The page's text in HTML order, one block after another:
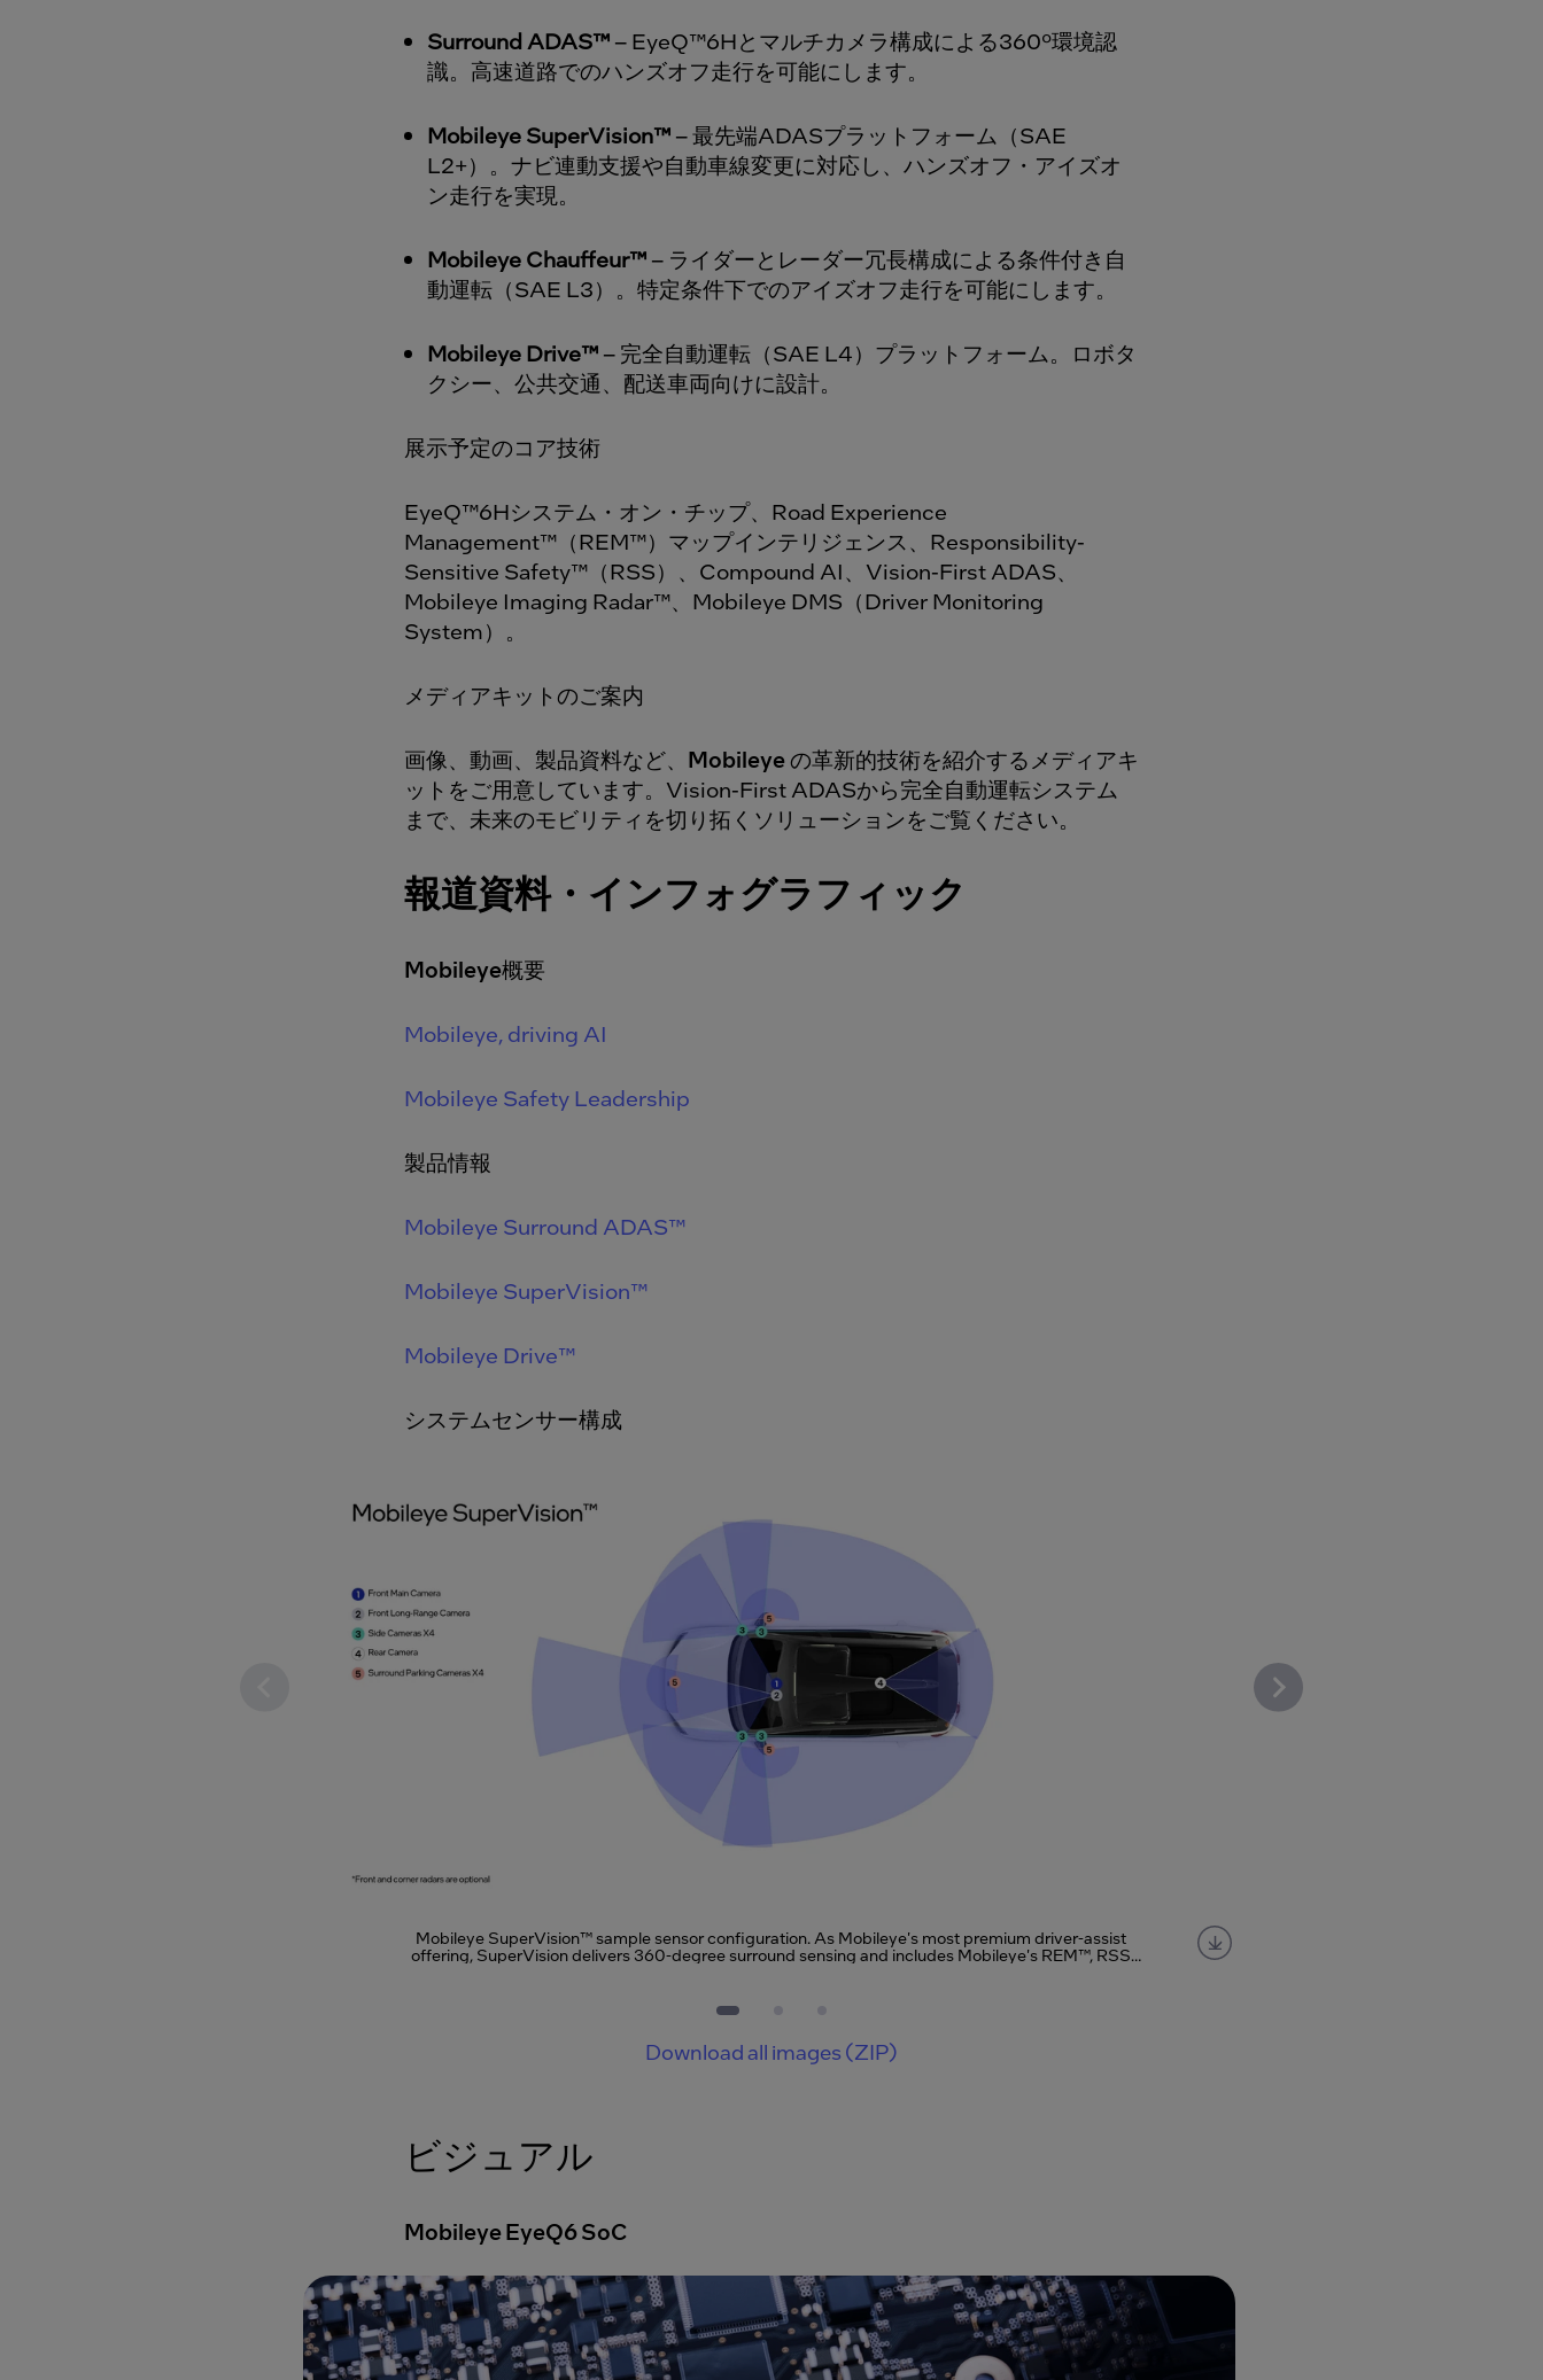
Surround ADAS™ – EyeQ™6Hとマルチカメラ構成による360°環境認
識。高速道路でのハンズオフ走行を可能にします。
Mobileye SuperVision™ – 最先端ADASプラットフォーム（SAE
L2+）。ナビ連動支援や自動車線変更に対応し、ハンズオフ・アイズオ
ン走行を実現。
Mobileye Chauffeur™ – ライダーとレーダー冗長構成による条件付き自
動運転（SAE L3）。特定条件下でのアイズオフ走行を可能にします。
Mobileye Drive™ – 完全自動運転（SAE L4）プラットフォーム。ロボタ
クシー、公共交通、配送車両向けに設計。
展示予定のコア技術
EyeQ™6Hシステム・オン・チップ、Road Experience
Management™（REM™）マップインテリジェンス、Responsibility-
Sensitive Safety™（RSS）、Compound AI、Vision-First ADAS、
Mobileye Imaging Radar™、Mobileye DMS（Driver Monitoring
System）。
メディアキットのご案内
画像、動画、製品資料など、 Mobileyeの革新的技術を紹介するメディアキ
ットをご用意しています。Vision‑First ADASから完全自動運転システム
まで、未来のモビリティを切り拓くソリューションをご覧ください。
報道資料・インフォグラフィック
Mobileye概要
Mobileye, driving AI
Mobileye Safety Leadership
製品情報
Mobileye Surround ADAS™
Mobileye SuperVision™
Mobileye Drive™
システムセンサー構成
Mobileye SuperVision™ sample sensor configuration. As Mobileye's most premium driver-assist
offering, SuperVision delivers 360-degree surround sensing and includes Mobileye's REM™, RSS
Download all images (ZIP)
ビジュアル
Mobileye EyeQ6 SoC